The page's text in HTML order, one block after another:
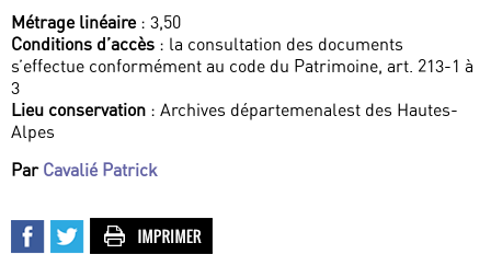
Métrage linéaire: 3,50
Conditions d’accès : la consultation des documents
s’effectue conformément au code du Patrimoine, art. 213-1 à
3
Lieu conservation : Archives départemenalest des Hautes-
Alpes
Par Cavalié Patrick